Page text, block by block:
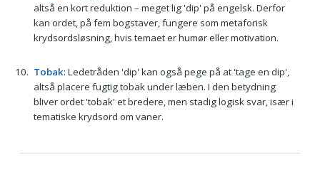
altså en kort reduktion – meget lig 'dip' på engelsk. Derfor
kan ordet, på fem bogstaver, fungere som metaforisk
krydsordsløsning, hvis temaet er humør eller motivation.
Tobak: Ledetråden 'dip' kan også pege på at 'tage en dip',
altså placere fugtig tobak under læben. I den betydning
bliver ordet 'tobak' et bredere, men stadig logisk svar, især i
tematiske krydsord om vaner.